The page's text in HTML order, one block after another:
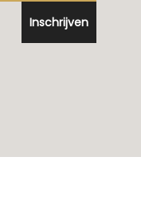
Inschrijven